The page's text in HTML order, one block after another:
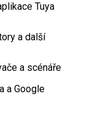
Tuya
a další
a scénáře
a Google